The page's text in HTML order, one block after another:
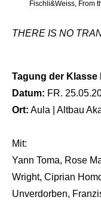
Fischli&Weiss, From
THERE IS NO
Tagung der Klasse
Datum: FR.
Ort: Aula | Altbau
Mit:
Yann Toma, Rose
Wright, Ciprian
Unverdorben,